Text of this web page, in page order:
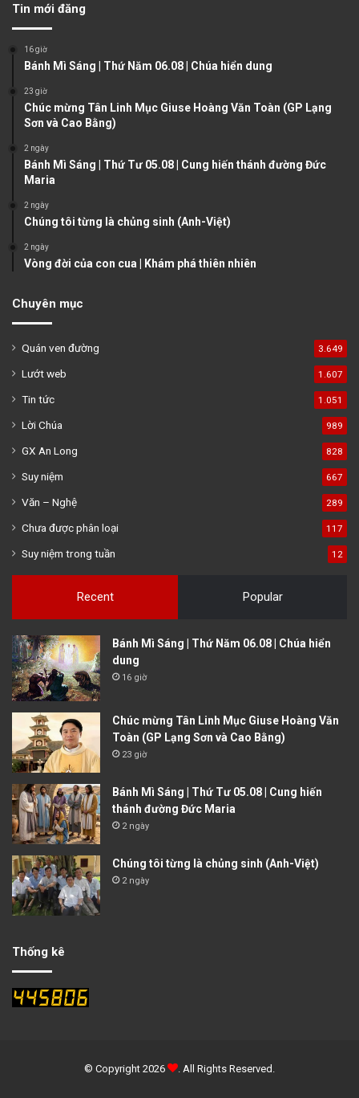
u
p
g
Tin mới đăng
16 giờ
Bánh Mì Sáng | Thứ Năm 06.08 | Chúa hiển dung
23 giờ
Chúc mừng Tân Linh Mục Giuse Hoàng Văn Toàn (GP Lạng
Sơn và Cao Bằng)
2 ngày
Bánh Mì Sáng | Thứ Tư 05.08 | Cung hiến thánh đường Đức
Maria
2 ngày
Chúng tôi từng là chủng sinh (Anh-Việt)
2 ngày
Vòng đời của con cua | Khám phá thiên nhiên
Chuyên mục
Quán ven đường 3.649
Lướt web 1.607
Tin tức 1.051
Lời Chúa 989
GX An Long 828
Suy niệm 667
Văn – Nghệ 289
Chưa được phân loại 117
Suy niệm trong tuần 12
Recent Popular
Bánh Mì Sáng | Thứ Năm 06.08 | Chúa hiển
dung
16 giờ
Chúc mừng Tân Linh Mục Giuse Hoàng Văn
Toàn (GP Lạng Sơn và Cao Bằng)
23 giờ
Bánh Mì Sáng | Thứ Tư 05.08 | Cung hiến
thánh đường Đức Maria
2 ngày
Chúng tôi từng là chủng sinh (Anh-Việt)
2 ngày
Thống kê
© Copyright 2026 . All Rights Reserved.